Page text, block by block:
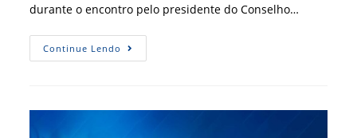
durante o encontro pelo presidente do Conselho…
Continue Lendo CFA
Recebe
Correios